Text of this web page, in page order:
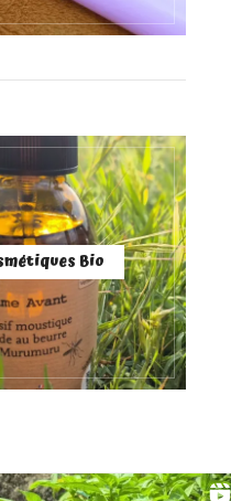
Bio